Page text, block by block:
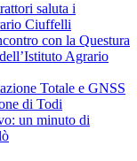
saluta i
Ciuffelli
con la Questura
Agrario
Totale e GNSS
di Todi
un minuto di